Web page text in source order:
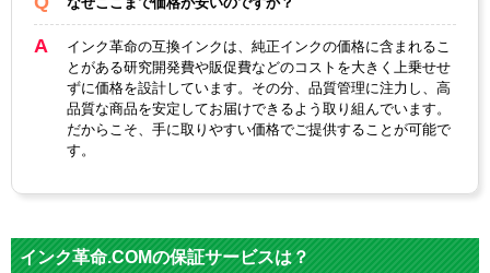
インク革命の互換インクは、純正インクの価格に含まれるこ
とがある研究開発費や販促費などのコストを大きく上乗せせ
ずに価格を設計しています。その分、品質管理に注力し、高
品質な商品を安定してお届けできるよう取り組んでいます。
だからこそ、手に取りやすい価格でご提供することが可能で
す。
インク革命.COMの保証サービスは？